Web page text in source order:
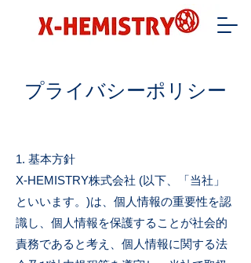
プライバシーポリシー
1. 基本方針
X-HEMISTRY株式会社 (以下、「当社」
といいます。)は、個人情報の重要性を認
識し、個人情報を保護することが社会的
責務であると考え、個人情報に関する法